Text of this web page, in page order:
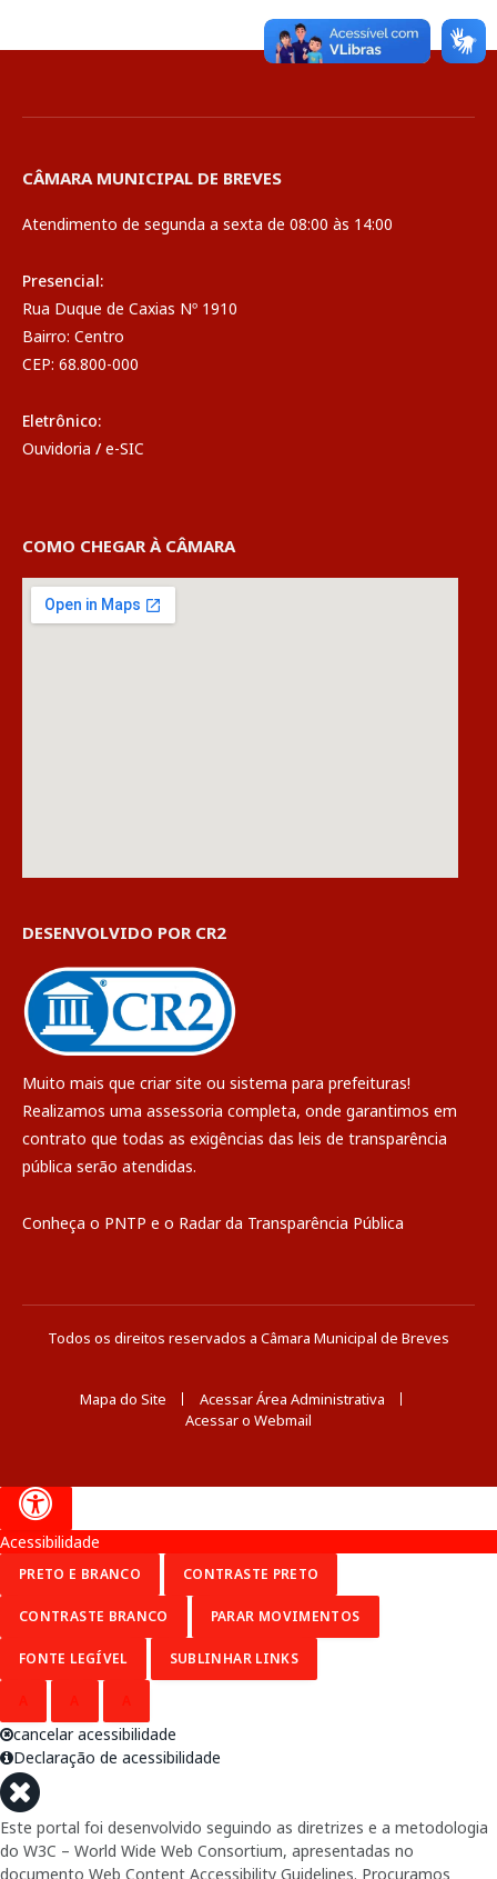
CÂMARA MUNICIPAL DE BREVES
Atendimento de segunda a sexta de 08:00 às 14:00
Presencial:
Rua Duque de Caxias Nº 1910
Bairro: Centro
CEP: 68.800-000
Eletrônico:
Ouvidoria / e-SIC
COMO CHEGAR À CÂMARA
DESENVOLVIDO POR CR2
Muito mais que criar site ou sistema para prefeituras!
Realizamos uma assessoria completa, onde garantimos em
contrato que todas as exigências das leis de transparência
pública serão atendidas.
Conheça o PNTP e o Radar da Transparência Pública
Todos os direitos reservados a Câmara Municipal de Breves
Mapa do Site
Acessar Área Administrativa
Acessar o Webmail
Acessibilidade
PRETO E BRANCO CONTRASTE PRETO
CONTRASTE BRANCO PARAR MOVIMENTOS
FONTE LEGÍVEL SUBLINHAR LINKS
cancelar acessibilidade
Declaração de acessibilidade
Este portal foi desenvolvido seguindo as diretrizes e a metodologia
do W3C – World Wide Web Consortium, apresentadas no
documento Web Content Accessibility Guidelines. Procuramos